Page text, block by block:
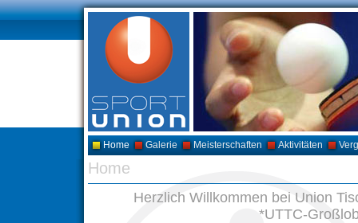
Home Galerie Meisterschaften Aktivitäten
Home
Herzlich Willkommen bei Union
*UTTC-